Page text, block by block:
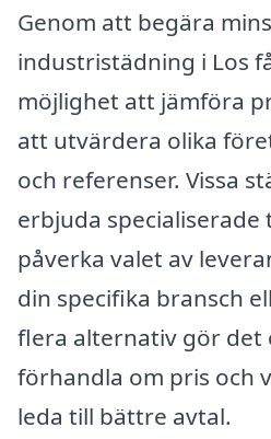
Genom att begära
industristädning i Los
möjlighet att jämföra
att utvärdera olika
och referenser. Vissa
erbjuda specialiserade
påverka valet av
din specifika bransch
flera alternativ gör det
förhandla om pris och
leda till bättre avtal.